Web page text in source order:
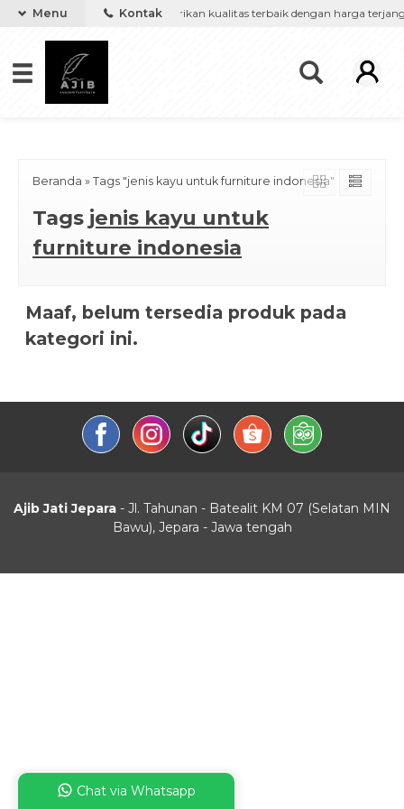
furniture keinginanmu, kami berikan kualitas terbaik dengan harga
Menu Kontak
Beranda » Tags "jenis kayu untuk furniture indonesia"
Tags jenis kayu untuk
furniture indonesia
Maaf, belum tersedia produk pada
kategori ini.
Ajib Jati Jepara - Jl. Tahunan - Batealit KM 07 (Selatan MIN
Bawu), Jepara - Jawa tengah
Chat via Whatsapp